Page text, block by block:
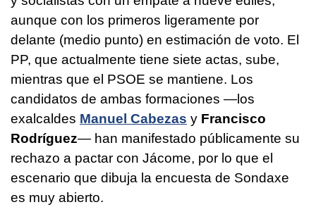
aunque con los primeros ligeramente por
delante (medio punto) en estimación de voto. El
PP, que actualmente tiene siete actas, sube,
mientras que el PSOE se mantiene. Los
candidatos de ambas formaciones —los
exalcaldes Manuel Cabezas y Francisco
Rodríguez— han manifestado públicamente su
rechazo a pactar con Jácome, por lo que el
escenario que dibuja la encuesta de Sondaxe
es muy abierto.